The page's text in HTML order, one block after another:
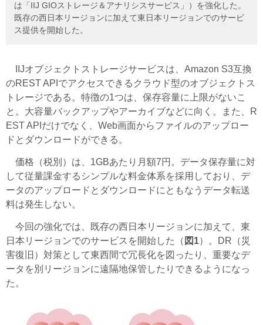
は「IIJ GIOストレージ＆アナリシスサービス」）を強化した。
既存の西日本リージョンに加えて東日本リージョンでのサービ
ス提供を開始した。
IIJオブジェクトストレージサービスは、Amazon S3互換
のREST APIでアクセスできるクラウド型のオブジェクトス
トレージである。特徴の1つは、保存容量に上限がないこ
と。大容量バックアップやアーカイブなどに向く。また、R
EST APIだけでなく、Web画面からファイルのアップロー
ドとダウンロードができる。
価格（税別）は、1GBあたり月額7円。データ保存量に対
して従量課金するシンプルな料金体系を採用しており、デ
ータのアップロードとダウンロードにともなうデータ転送
料は発生しない。
今回の強化では、既存の西日本リージョンに加えて、東
日本リージョンでのサービスを開始した（ 図1）。DR（災
害復旧）対策として東西間で冗長化を図ったり、重要なデ
ータを別リージョンに遠隔地保管したりできるようになっ
た。